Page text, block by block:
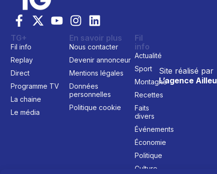
Site réalisé par
L’agence
TG+
Fil info
Replay
Direct
Programme TV
La chaine
Le média
En savoir plus
Nous contacter
Devenir annonceur
Mentions légales
Données
personnelles
Politique cookie
Fil
info
Actualité
Sport
Montagne
Recettes
Faits
divers
Événements
Économie
Politique
Culture